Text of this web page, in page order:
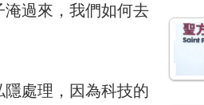
過來，我們如何去
處理，因為科技的